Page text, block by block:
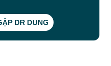
DR DUNG